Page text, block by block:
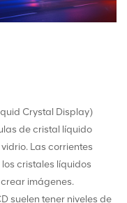
Crystal Display)
de cristal líquido
Las corrientes
cristales líquidos
imágenes.
suelen tener niveles de